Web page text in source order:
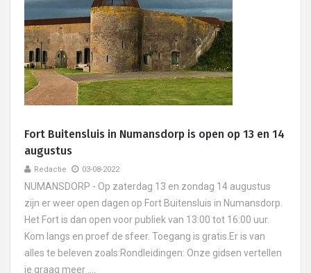
Fort Buitensluis in Numansdorp is open op 13 en 14
augustus
Redactie 03-08-2022
NUMANSDORP - Op zaterdag 13 en zondag 14 augustus
zijn er weer open dagen op Fort Buitensluis in Numansdorp.
Het Fort is dan open voor publiek van 13:00 tot 16:00 uur.
Kom langs en proef de sfeer. Toegang is gratis.Er is van
alles te beleven zoals:Rondleidingen: Onze gidsen vertellen
je graag meer ....